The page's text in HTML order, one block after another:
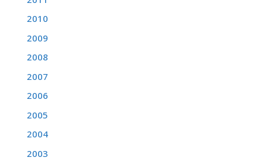
2010
2009
2008
2007
2006
2005
2004
2003